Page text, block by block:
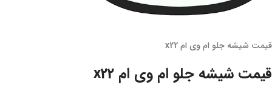
قیمت شیشه جلو ام وی ام x22
قیمت شیشه جلو ام وی ام x22